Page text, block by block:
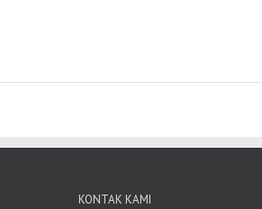
KONTAK KAMI